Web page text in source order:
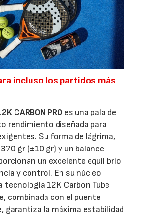
incluso los partidos más
CARBON PRO es una pala de
rendimiento diseñada para
Su forma de lágrima,
gr (±10 gr) y un balance
un excelente equilibrio
y control. En su núcleo
tecnología 12K Carbon Tube
combinada con el puente
garantiza la máxima estabilidad